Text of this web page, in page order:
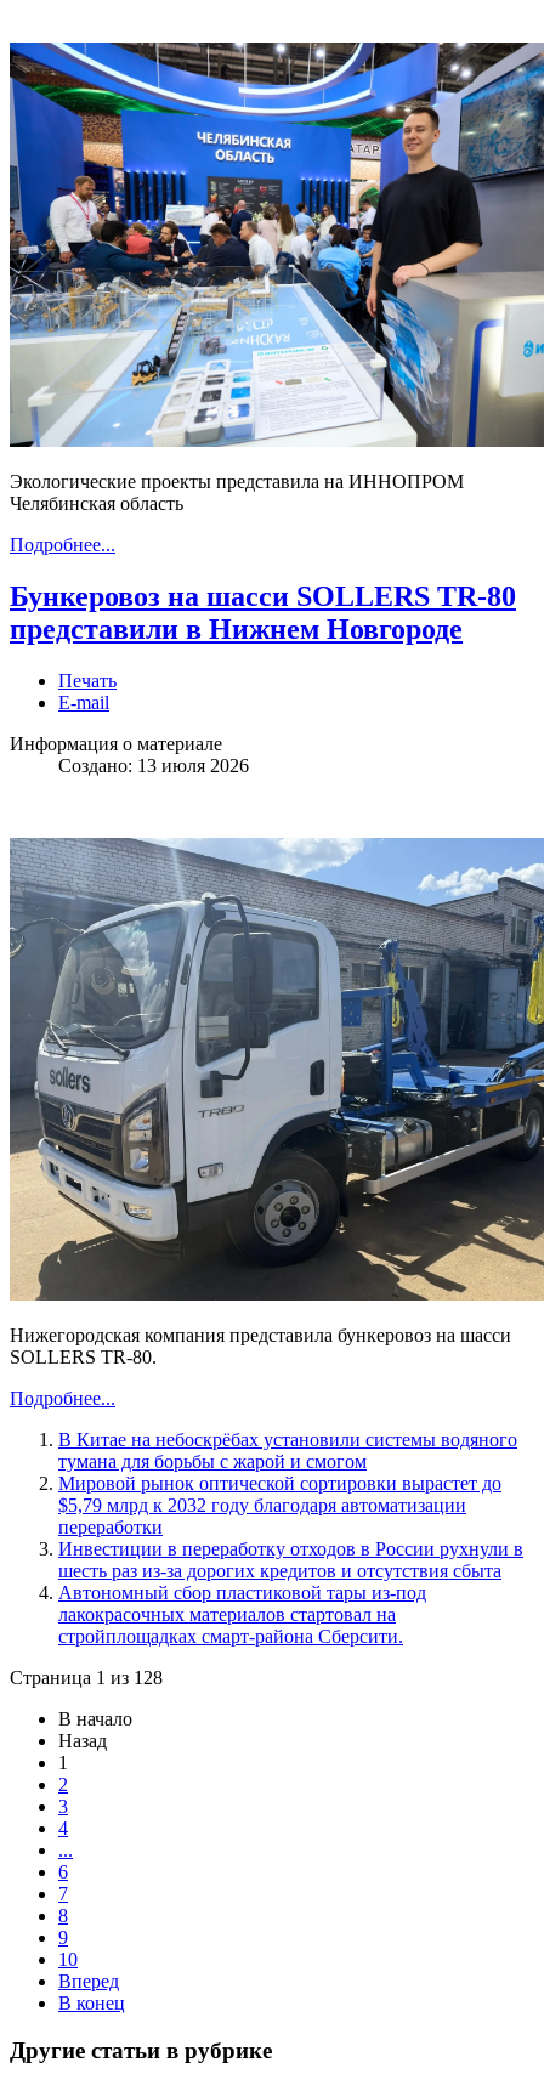
Экологические проекты представила на ИННОПРОМ
Челябинская область
Подробнее...
Бункеровоз на шасси SOLLERS TR-80
представили в Нижнем Новгороде
Печать
E-mail
Информация о материале
Создано: 13 июля 2026
Нижегородская компания представила бункеровоз на шасси
SOLLERS TR-80.
Подробнее...
В Китае на небоскрёбах установили системы водяного
тумана для борьбы с жарой и смогом
Мировой рынок оптической сортировки вырастет до
$5,79 млрд к 2032 году благодаря автоматизации
переработки
Инвестиции в переработку отходов в России рухнули в
шесть раз из-за дорогих кредитов и отсутствия сбыта
Автономный сбор пластиковой тары из-под
лакокрасочных материалов стартовал на
стройплощадках смарт-района Сберсити.
Страница 1 из 128
В начало
Назад
1
2
3
4
...
6
7
8
9
10
Вперед
В конец
Другие статьи в рубрике